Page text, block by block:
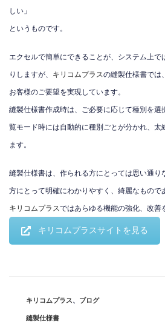
しい」
というものです。
エクセルで簡単にできることが、システム上で
りしますが、 キリコムプラスの縫製仕様書では、
お客様のご要望を実現しています。
縫製仕様書作成時は、ご必要に応じて種別を
覧モード時には自動的に種別ごとが分かれ、
ます。
縫製仕様書は、作られる方にとっては思い通り
方にとって明確にわかりやすく、綺麗なもので
キリコムプラスではあらゆる機能の強化、改善
キリコムプラスサイトを見る
カ
ゴ
キリコムプラス、 ブログ
タ
縫製仕様書